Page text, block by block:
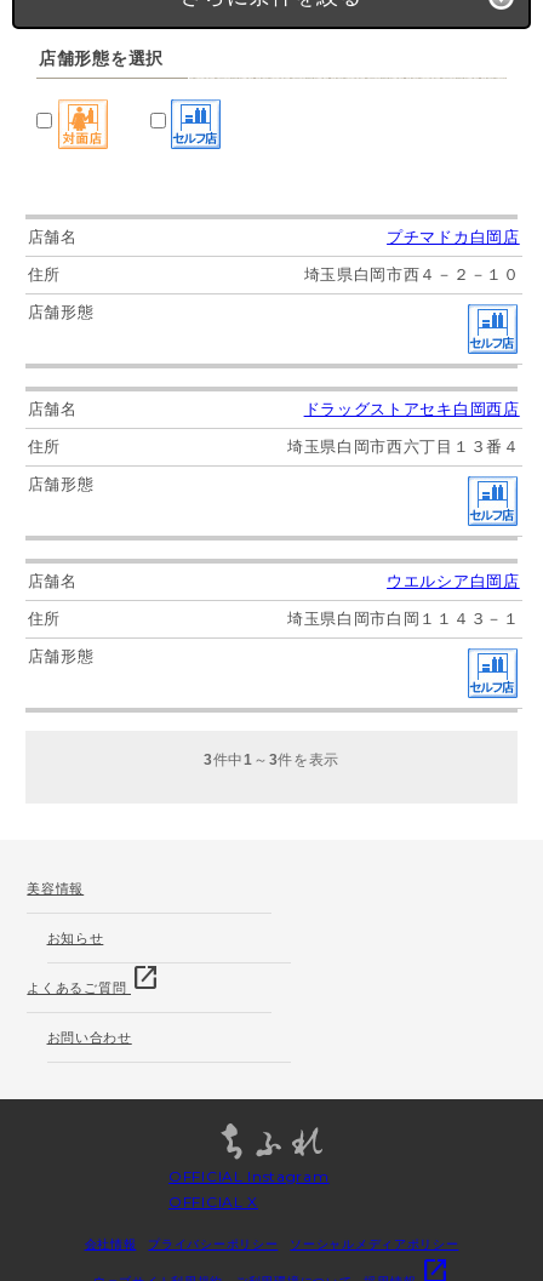
店舗形態を選択
プチマドカ白岡店
埼玉県白岡市西４－２－１０
ドラッグストアセキ白岡西店
埼玉県白岡市西六丁目１３番４
ウエルシア白岡店
埼玉県白岡市白岡１１４３－１
3件中 1 ～ 3件を表示
美容情報
お知らせ
よくあるご質問 open_in_new
お問い合わせ
OFFICIAL Instagram
OFFICIAL X
会社情報 プライバシーポリシー ソーシャルメディアポリシー
open_in_new